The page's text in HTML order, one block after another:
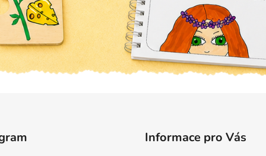
Informace pro Vás